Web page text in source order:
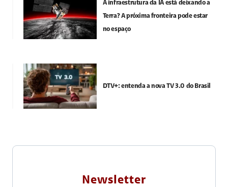
A infraestrutura da IA está deixando a
Terra? A próxima fronteira pode estar
no espaço
DTV+: entenda a nova TV 3.0 do Brasil
Newsletter